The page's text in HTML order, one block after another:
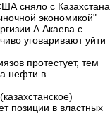
сняло с Казахстана
экономикой"
А.Акаева с
уговаривают уйти
протестует, тем
нефти в
позиции в властных